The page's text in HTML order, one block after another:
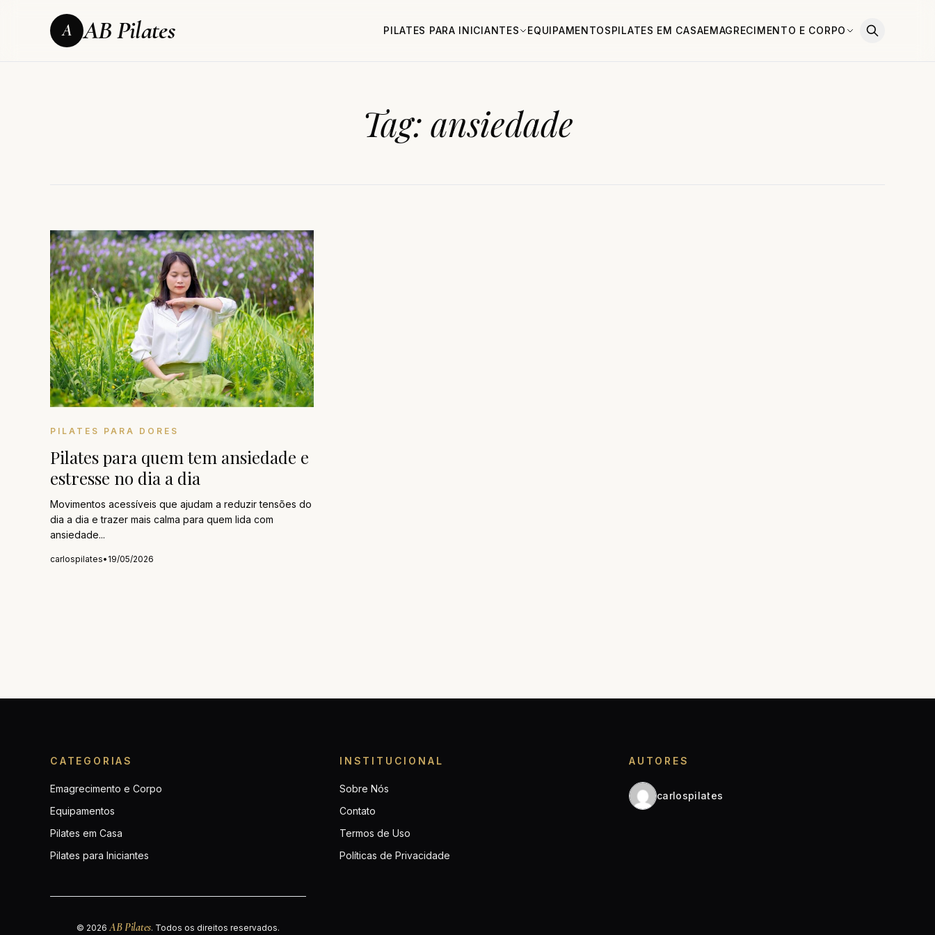
A AB Pilates PILATES PARA INICIANTES EQUIPAMENTOSPILATES EM CASAEMAGRECIMENTO E CORPO
Tag: ansiedade
PILATES PARA DORES
Pilates para quem tem ansiedade e
estresse no dia a dia
Movimentos acessíveis que ajudam a reduzir tensões do
dia a dia e trazer mais calma para quem lida com
ansiedade...
carlospilates• 19/05/2026
CATEGORIAS
Emagrecimento e Corpo
Equipamentos
Pilates em Casa
Pilates para Iniciantes
INSTITUCIONAL
Sobre Nós
Contato
Termos de Uso
Políticas de Privacidade
AUTORES
carlospilates
© 2026AB Pilates. Todos os direitos reservados.